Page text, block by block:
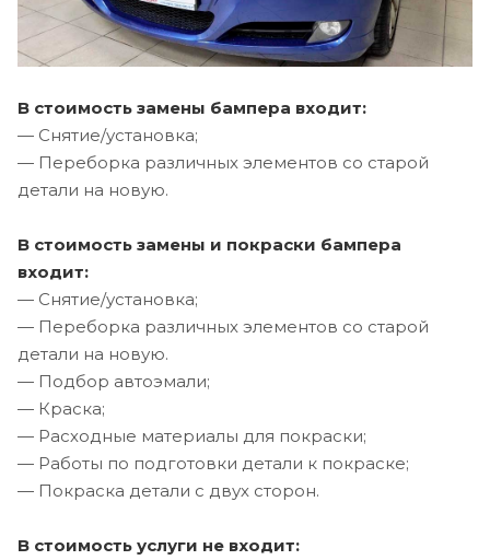
В стоимость замены бампера входит:
— Снятие/установка;
— Переборка различных элементов со старой
детали на новую.
В стоимость замены и покраски бампера
входит:
— Снятие/установка;
— Переборка различных элементов со старой
детали на новую.
— Подбор автоэмали;
— Краска;
— Расходные материалы для покраски;
— Работы по подготовки детали к покраске;
— Покраска детали с двух сторон.
В стоимость услуги не входит: